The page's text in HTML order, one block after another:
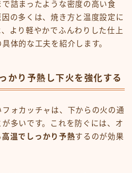
詰まったような密度の高い食
の多くは、焼き方と温度設定に
より軽やかでふんわりした仕上
体的な工夫を紹介します。
かり予熱し下火を強化する
ォカッチャは、下からの火の通
多いです。これを防ぐには、オ
高温でしっかり予熱するのが効果